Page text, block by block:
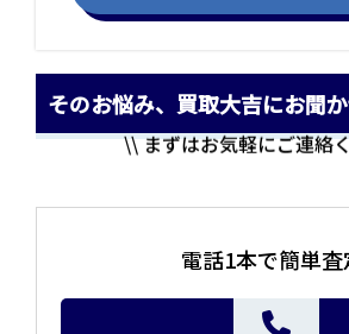
そのお悩み、買取大吉にお聞
電話1本で簡単査